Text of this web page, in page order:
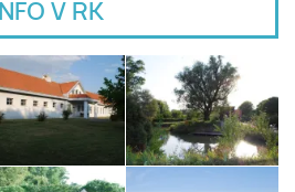
INFO V RK